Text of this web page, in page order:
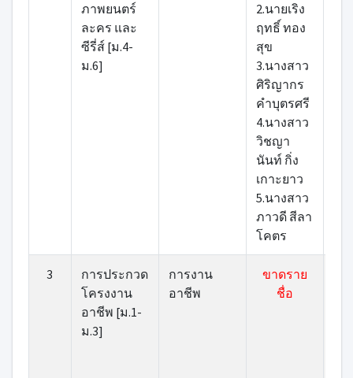
ภาพยนตร์
ละคร และ
ซีรี่ส์ [ม.4-
ม.6]
2.นายเริง
ฤทธิ์ ทอง
สุข
3.นางสาว
ศิริญากร
คำบุตรศรี
4.นางสาว
วิชญา
นันท์ กิ่ง
เกาะยาว
5.นางสาว
ภาวดี สีลา
โคตร
3
การประกวด
โครงงาน
อาชีพ [ม.1-
ม.3]
การงาน
อาชีพ
ขาดราย
ชื่อ